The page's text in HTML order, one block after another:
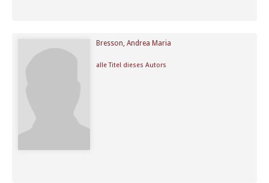
Bresson, Andrea Maria
alle Titel dieses Autors